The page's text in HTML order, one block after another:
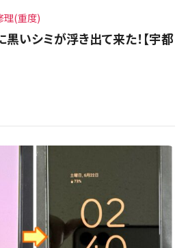
理(重度)
いシミが浮き出て来た！【宇都